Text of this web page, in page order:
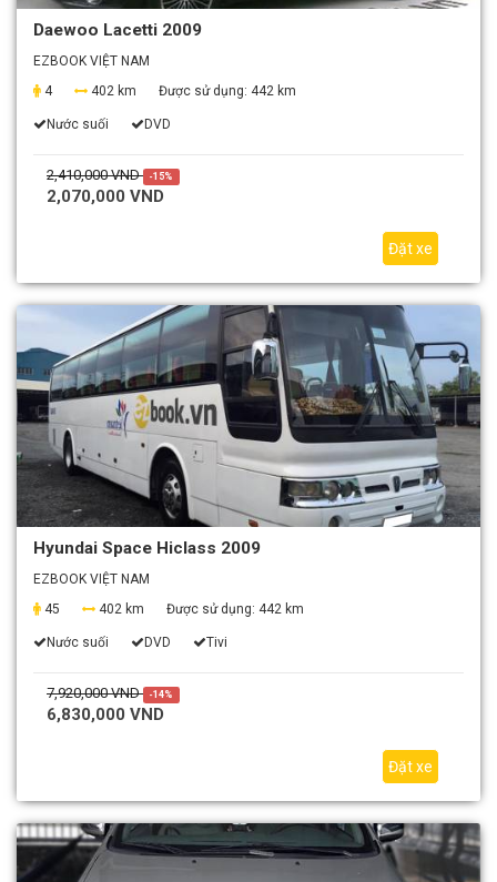
Daewoo Lacetti 2009
EZBOOK VIỆT NAM
4
402 km Được sử dụng: 442 km
Nước suối DVD
2,410,000 VND -15%
2,070,000 VND
Đặt xe
Hyundai Space Hiclass 2009
EZBOOK VIỆT NAM
45
402 km Được sử dụng: 442 km
Nước suối DVD Tivi
7,920,000 VND -14%
6,830,000 VND
Đặt xe